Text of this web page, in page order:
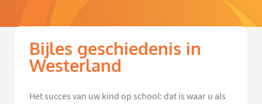
Bijles geschiedenis in
Westerland
Het succes van uw kind op school: dat is waar u als